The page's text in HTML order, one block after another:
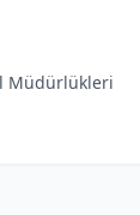
Müdürlükleri